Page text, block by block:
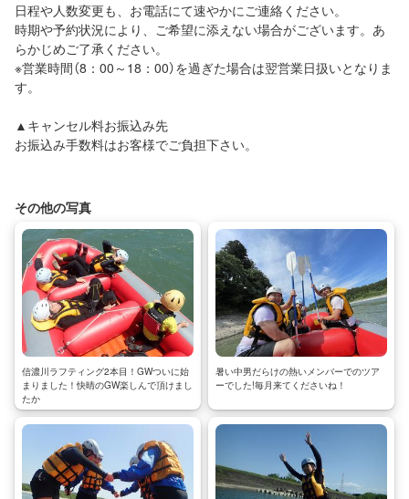
日程や人数変更も、お電話にて速やかにご連絡ください。
時期や予約状況により、ご希望に添えない場合がございます。あ
らかじめご了承ください。
※営業時間（8：00～18：00）を過ぎた場合は翌営業日扱いとなりま
す。
▲キャンセル料お振込み先
お振込み手数料はお客様でご負担下さい。
その他の写真
信濃川ラフティング2本目！GWついに始
まりました！快晴のGW楽しんで頂けまし
たか
暑い中男だらけの熱いメンバーでのツア
ーでした!毎月来てくださいね！